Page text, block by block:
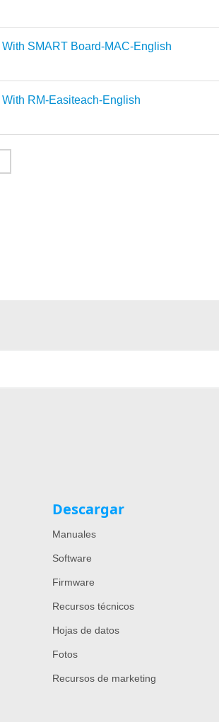
SMART Board-MAC-English
RM-Easiteach-English
Descargar
Manuales
Software
Firmware
Recursos técnicos
Hojas de datos
Fotos
Recursos de marketing